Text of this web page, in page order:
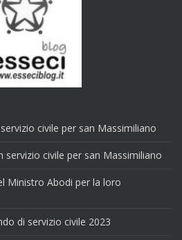
civile per san Massimiliano
servizio civile per san Massimiliano
Ministro Abodi per la loro
di servizio civile 2023